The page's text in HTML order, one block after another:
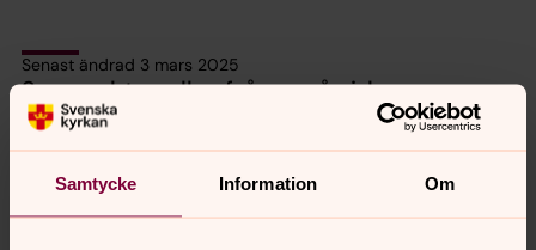
Samtycke Information Om
Senast ändrad 3 mars 2025
Synpunkter eller frågor på sidans
innehåll?
orbyskeneforsamling@svenskakyrkan.se
Dela